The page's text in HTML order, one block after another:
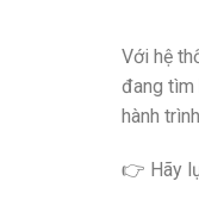
Với hệ
đang tìm
hành
👉 Hãy